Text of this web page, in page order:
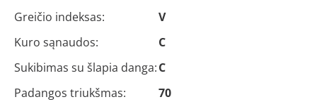
Greičio indeksas:
V
Kuro sąnaudos:
C
Sukibimas su šlapia danga:C
Padangos triukšmas:
70